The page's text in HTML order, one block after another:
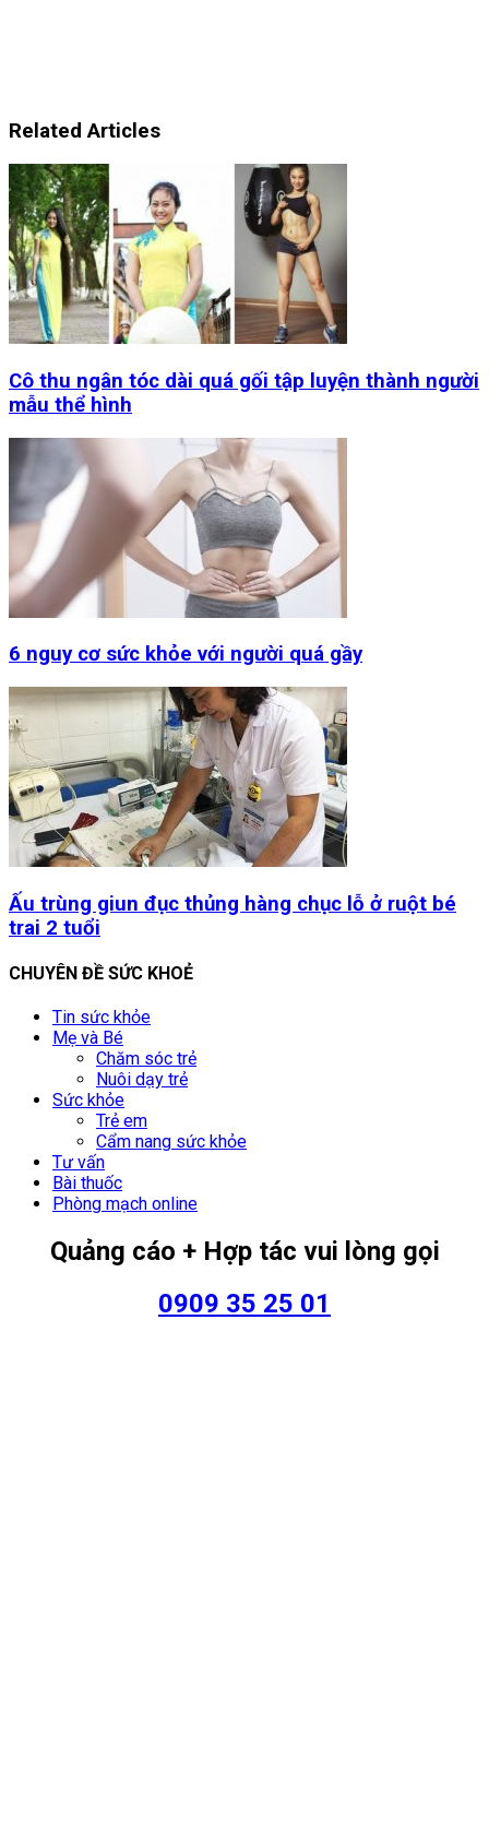
Related Articles
Cô thu ngân tóc dài quá gối tập luyện thành người
mẫu thể hình
6 nguy cơ sức khỏe với người quá gầy
Ấu trùng giun đục thủng hàng chục lỗ ở ruột bé
trai 2 tuổi
CHUYÊN ĐỀ SỨC KHOẺ
Tin sức khỏe
Mẹ và Bé
Chăm sóc trẻ
Nuôi dạy trẻ
Sức khỏe
Trẻ em
Cẩm nang sức khỏe
Tư vấn
Bài thuốc
Phòng mạch online
Quảng cáo + Hợp tác vui lòng gọi
0909 35 25 01